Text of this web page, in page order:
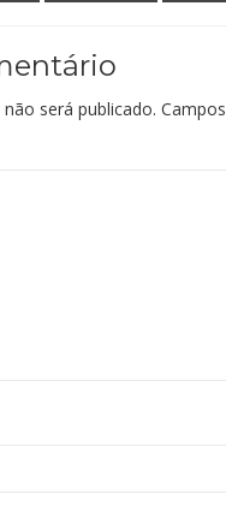
será publicado.